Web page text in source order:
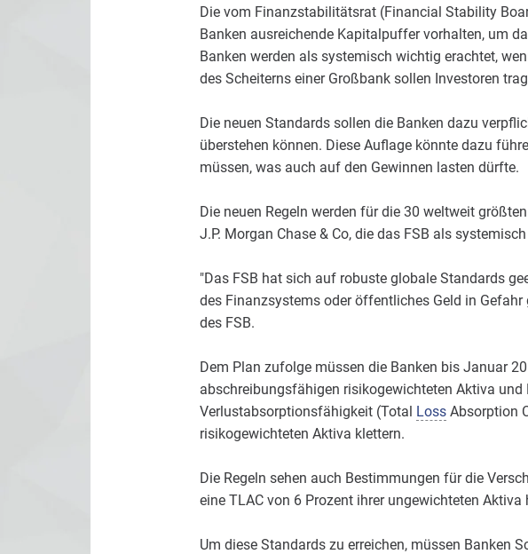
Die vom Finanzstabilitätsrat (Financial Stability
Banken ausreichende Kapitalpuffer vorhalten, um
Banken werden als systemisch wichtig erachtet,
des Scheiterns einer Großbank sollen Investoren
Die neuen Standards sollen die Banken dazu
überstehen können. Diese Auflage könnte dazu
müssen, was auch auf den Gewinnen lasten dürfte.
Die neuen Regeln werden für die 30 weltweit
J.P. Morgan Chase & Co, die das FSB als
"Das FSB hat sich auf robuste globale Standards
des Finanzsystems oder öffentliches Geld in Gefahr
des FSB.
Dem Plan zufolge müssen die Banken bis Januar
abschreibungsfähigen risikogewichteten Aktiva
Verlustabsorptionsfähigkeit (Total LossAbsorption
risikogewichteten Aktiva klettern.
Die Regeln sehen auch Bestimmungen für die
eine TLAC von 6 Prozent ihrer ungewichteten
Um diese Standards zu erreichen, müssen Banken